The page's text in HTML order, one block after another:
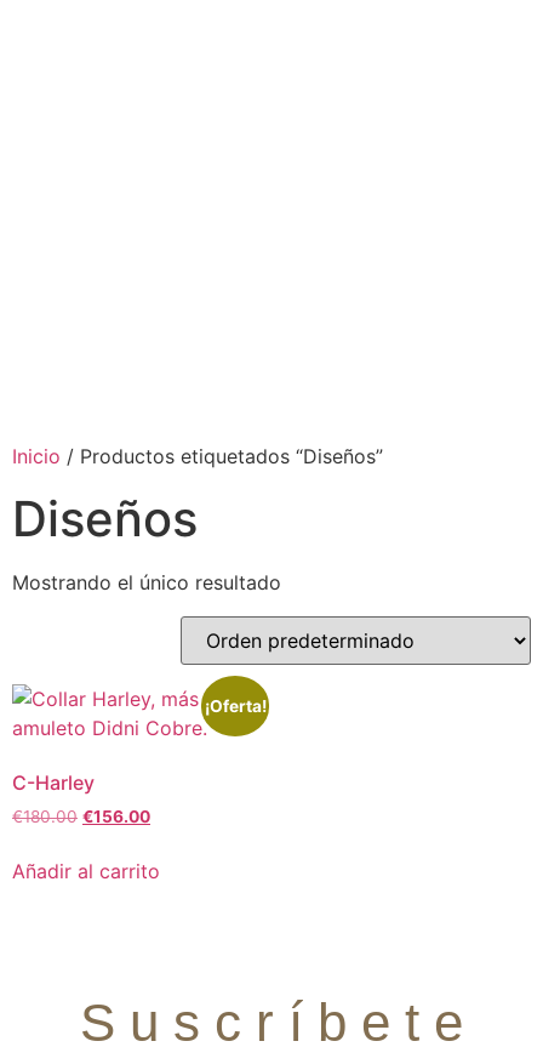
Inicio / Productos etiquetados “Diseños”
Diseños
Mostrando el único resultado
¡Oferta!
C-Harley
€180.00 €156.00
Añadir al carrito
S u s c r í b e t e